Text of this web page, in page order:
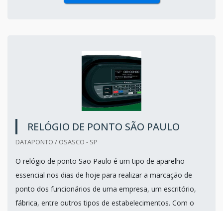
RELÓGIO DE PONTO SÃO PAULO
DATAPONTO / OSASCO - SP
O relógio de ponto São Paulo é um tipo de aparelho
essencial nos dias de hoje para realizar a marcação de
ponto dos funcionários de uma empresa, um escritório,
fábrica, entre outros tipos de estabelecimentos. Com o